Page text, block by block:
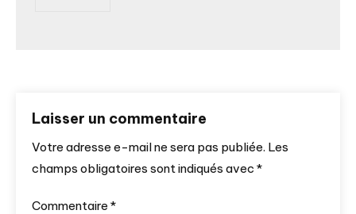
Laisser un commentaire
Votre adresse e-mail ne sera pas publiée. Les
champs obligatoires sont indiqués avec *
Commentaire *